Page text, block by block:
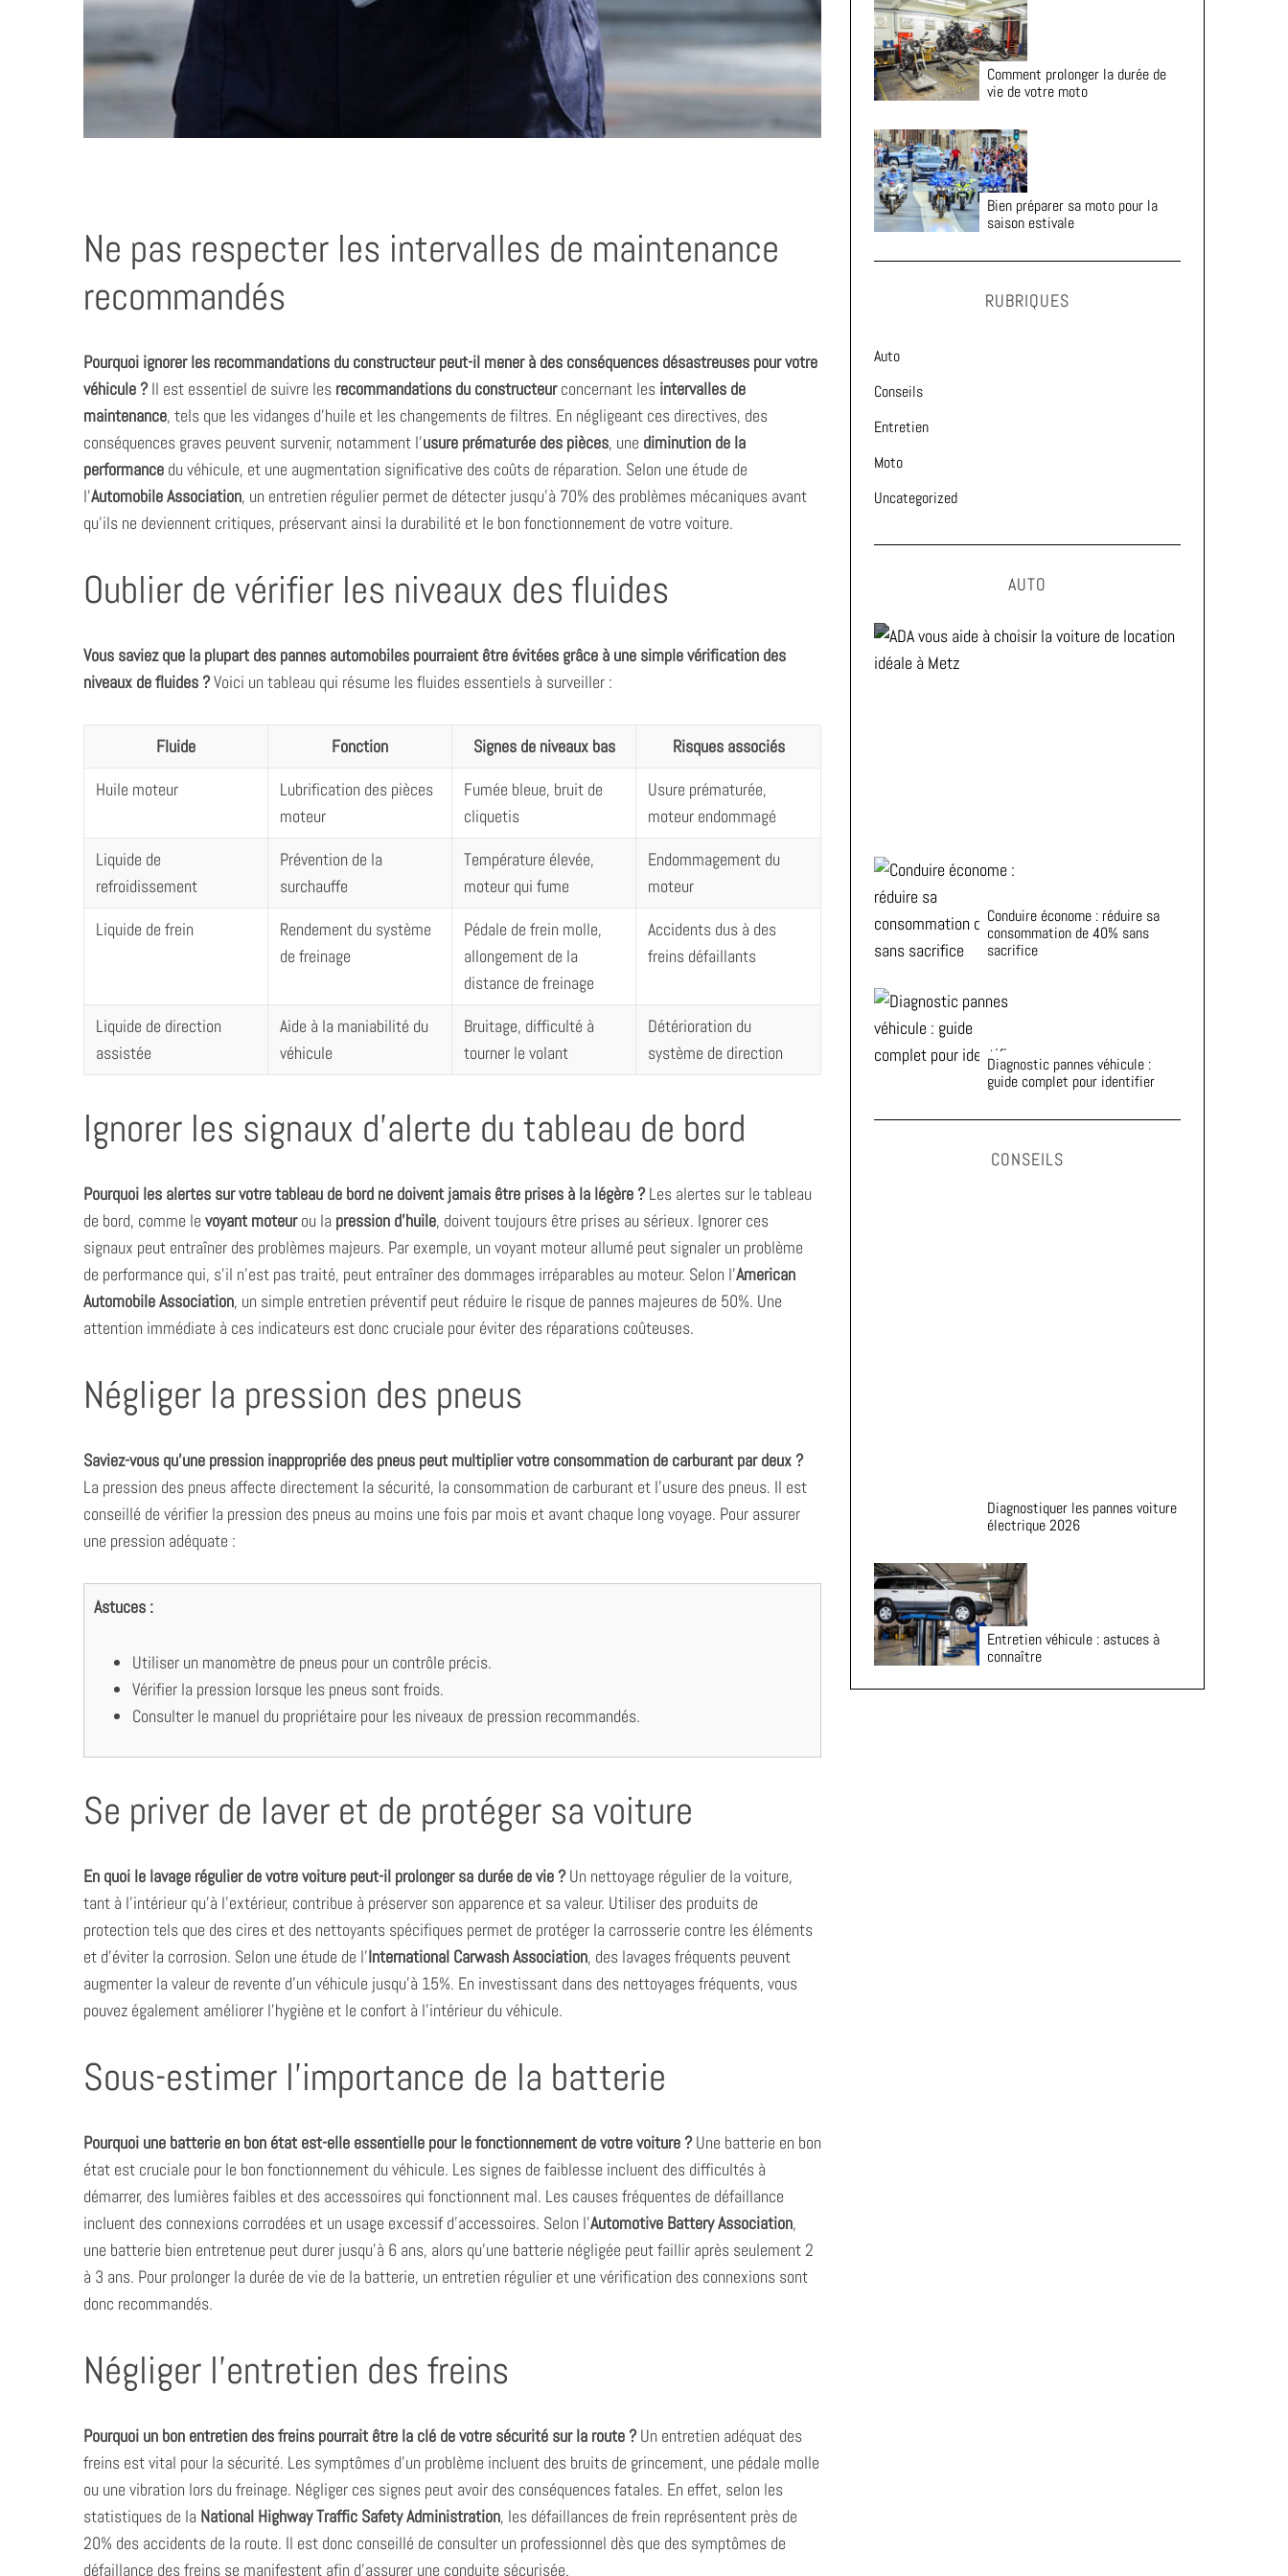
Ne pas respecter les intervalles de maintenance
recommandés
Pourquoi ignorer les recommandations du constructeur peut-il mener à des conséquences désastreuses pour votre
véhicule ?Il est essentiel de suivre les recommandations du constructeurconcernant les intervalles de
maintenance, tels que les vidanges d’huile et les changements de filtres. En négligeant ces directives, des
conséquences graves peuvent survenir, notamment l’usure prématurée des pièces, une diminution de la
performance du véhicule, et une augmentation significative des coûts de réparation. Selon une étude de
l’Automobile Association, un entretien régulier permet de détecter jusqu’à 70% des problèmes mécaniques avant
qu’ils ne deviennent critiques, préservant ainsi la durabilité et le bon fonctionnement de votre voiture.
Oublier de vérifier les niveaux des fluides
Vous saviez que la plupart des pannes automobiles pourraient être évitées grâce à une simple vérification des
niveaux de fluides ?Voici un tableau qui résume les fluides essentiels à surveiller :
Fluide Fonction Signes de niveaux bas
Risques associés
Huile moteur
Lubrification des pièces
moteur
Fumée bleue, bruit de
cliquetis
Usure prématurée,
moteur endommagé
Liquide de
refroidissement
Prévention de la
surchauffe
Température élevée,
moteur qui fume
Endommagement du
moteur
Liquide de frein
Rendement du système
de freinage
Pédale de frein molle,
allongement de la
distance de freinage
Accidents dus à des
freins défaillants
Liquide de direction
assistée
Aide à la maniabilité du
véhicule
Bruitage, difficulté à
tourner le volant
Détérioration du
système de direction
Ignorer les signaux d’alerte du tableau de bord
Pourquoi les alertes sur votre tableau de bord ne doivent jamais être prises à la légère ?Les alertes sur le tableau
de bord, comme le voyant moteurou la pression d’huile, doivent toujours être prises au sérieux. Ignorer ces
signaux peut entraîner des problèmes majeurs. Par exemple, un voyant moteur allumé peut signaler un problème
de performance qui, s’il n’est pas traité, peut entraîner des dommages irréparables au moteur. Selon l’American
Automobile Association, un simple entretien préventif peut réduire le risque de pannes majeures de 50%. Une
attention immédiate à ces indicateurs est donc cruciale pour éviter des réparations coûteuses.
Négliger la pression des pneus
Saviez-vous qu’une pression inappropriée des pneus peut multiplier votre consommation de carburant par deux ?
La pression des pneus affecte directement la sécurité, la consommation de carburant et l’usure des pneus. Il est
conseillé de vérifier la pression des pneus au moins une fois par mois et avant chaque long voyage. Pour assurer
une pression adéquate :
Astuces :
Utiliser un manomètre de pneus pour un contrôle précis.
Vérifier la pression lorsque les pneus sont froids.
Consulter le manuel du propriétaire pour les niveaux de pression recommandés.
Se priver de laver et de protéger sa voiture
En quoi le lavage régulier de votre voiture peut-il prolonger sa durée de vie ?Un nettoyage régulier de la voiture,
tant à l’intérieur qu’à l’extérieur, contribue à préserver son apparence et sa valeur. Utiliser des produits de
protection tels que des cires et des nettoyants spécifiques permet de protéger la carrosserie contre les éléments
et d’éviter la corrosion. Selon une étude de l’International Carwash Association, des lavages fréquents peuvent
augmenter la valeur de revente d’un véhicule jusqu’à 15%. En investissant dans des nettoyages fréquents, vous
pouvez également améliorer l’hygiène et le confort à l’intérieur du véhicule.
Sous-estimer l’importance de la batterie
Pourquoi une batterie en bon état est-elle essentielle pour le fonctionnement de votre voiture ?Une batterie en bon
état est cruciale pour le bon fonctionnement du véhicule. Les signes de faiblesse incluent des difficultés à
démarrer, des lumières faibles et des accessoires qui fonctionnent mal. Les causes fréquentes de défaillance
incluent des connexions corrodées et un usage excessif d’accessoires. Selon l’Automotive Battery Association,
une batterie bien entretenue peut durer jusqu’à 6 ans, alors qu’une batterie négligée peut faillir après seulement 2
à 3 ans. Pour prolonger la durée de vie de la batterie, un entretien régulier et une vérification des connexions sont
donc recommandés.
Négliger l’entretien des freins
Pourquoi un bon entretien des freins pourrait être la clé de votre sécurité sur la route ?Un entretien adéquat des
freins est vital pour la sécurité. Les symptômes d’un problème incluent des bruits de grincement, une pédale molle
ou une vibration lors du freinage. Négliger ces signes peut avoir des conséquences fatales. En effet, selon les
statistiques de la National Highway Traffic Safety Administration, les défaillances de frein représentent près de
20% des accidents de la route. Il est donc conseillé de consulter un professionnel dès que des symptômes de
défaillance des freins se manifestent afin d’assurer une conduite sécurisée.
Comment prolonger la durée de
vie de votre moto
Bien préparer sa moto pour la
saison estivale
RUBRIQUES
Auto
Conseils
Entretien
Moto
Uncategorized
AUTO
Conduire économe : réduire sa
consommation de 40% sans
sacrifice
Diagnostic pannes véhicule :
guide complet pour identifier
CONSEILS
Diagnostiquer les pannes voiture
électrique 2026
Entretien véhicule : astuces à
connaître
r